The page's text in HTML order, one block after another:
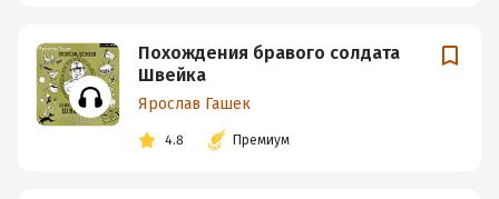
Похождения бравого солдата
Швейка
Ярослав Гашек
4.8 Премиум